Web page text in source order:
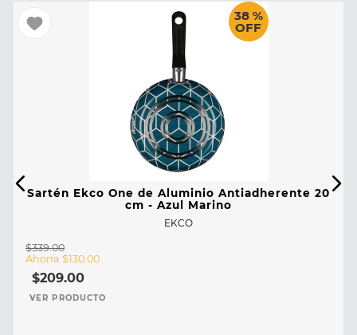
38 %
OFF
Sartén Ekco One de Aluminio Antiadherente 20
cm - Azul Marino
EKCO
$339.00
Ahorra $130 00
$209.00
VER PRODUCTO